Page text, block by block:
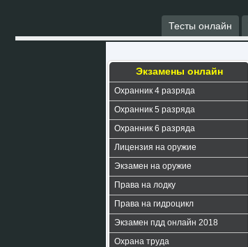
Тесты онлайн
Экзамены онлайн
Охранник 4 разряда
Охранник 5 разряда
Охранник 6 разряда
Лицензия на оружие
Экзамен на оружие
Права на лодку
Права на гидроцикл
Экзамен пдд онлайн 2018
Охрана труда